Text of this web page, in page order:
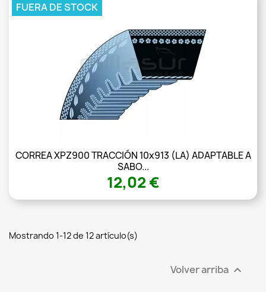
CORREA XPZ900 TRACCIÓN 10x913 (LA) ADAPTABLE A
SABO...
12,02 €
FUERA DE STOCK
Mostrando 1-12 de 12 artículo(s)
Volver arriba 